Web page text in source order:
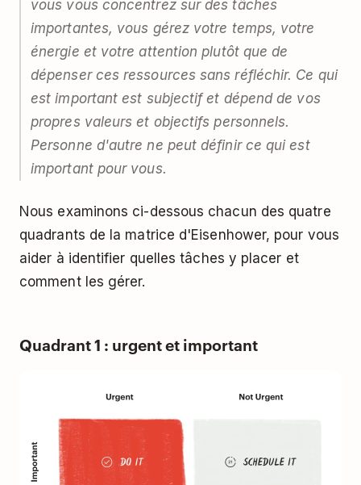
vous vous concentrez sur des tâches
importantes, vous gérez votre temps, votre
énergie et votre attention plutôt que de
dépenser ces ressources sans réfléchir. Ce qui
est important est subjectif et dépend de vos
propres valeurs et objectifs personnels.
Personne d'autre ne peut définir ce qui est
important pour vous.
Nous examinons ci-dessous chacun des quatre
quadrants de la matrice d'Eisenhower, pour vous
aider à identifier quelles tâches y placer et
comment les gérer.
Quadrant 1 : urgent et important